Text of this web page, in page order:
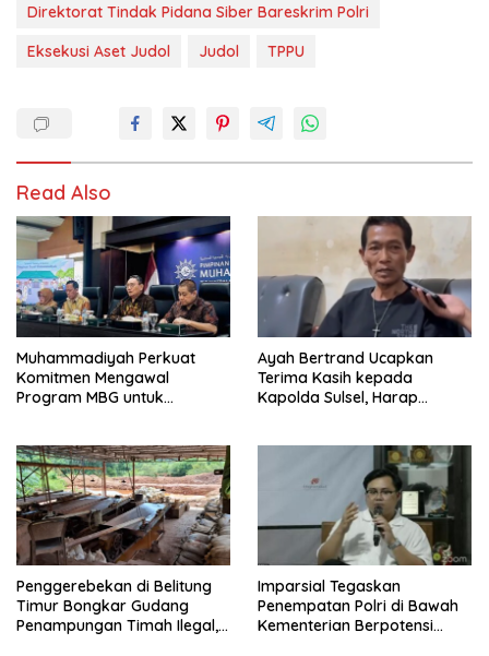
Direktorat Tindak Pidana Siber Bareskrim Polri
Eksekusi Aset Judol
Judol TPPU
Read Also
Muhammadiyah Perkuat
Komitmen Mengawal
Program MBG untuk
Ayah Bertrand Ucapkan
Terima Kasih kepada
Kapolda Sulsel, Harap
Penggerebekan di Belitung
Timur Bongkar Gudang
Penampungan Timah Ilegal,
Imparsial Tegaskan
Penempatan Polri di Bawah
Kementerian Berpotensi